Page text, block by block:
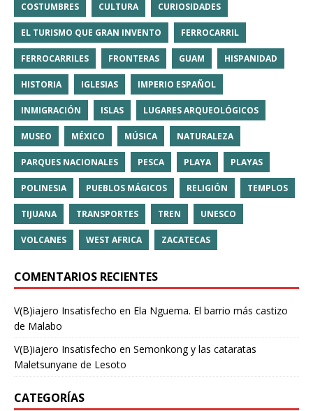
COSTUMBRES CULTURA CURIOSIDADES
EL TURISMO QUE GRAN INVENTO FERROCARRIL
FERROCARRILES FRONTERAS GUAM HISPANIDAD
HISTORIA IGLESIAS IMPERIO ESPAÑOL
INMIGRACIÓN ISLAS LUGARES ARQUEOLÓGICOS
MUSEO MÉXICO MÚSICA NATURALEZA
PARQUES NACIONALES PESCA PLAYA PLAYAS
POLINESIA PUEBLOS MÁGICOS RELIGIÓN TEMPLOS
TIJUANA TRANSPORTES TREN UNESCO
VOLCANES WEST AFRICA ZACATECAS
COMENTARIOS RECIENTES
V(B)iajero Insatisfecho en Ela Nguema. El barrio más castizo
de Malabo
V(B)iajero Insatisfecho en Semonkong y las cataratas
Maletsunyane de Lesoto
CATEGORÍAS